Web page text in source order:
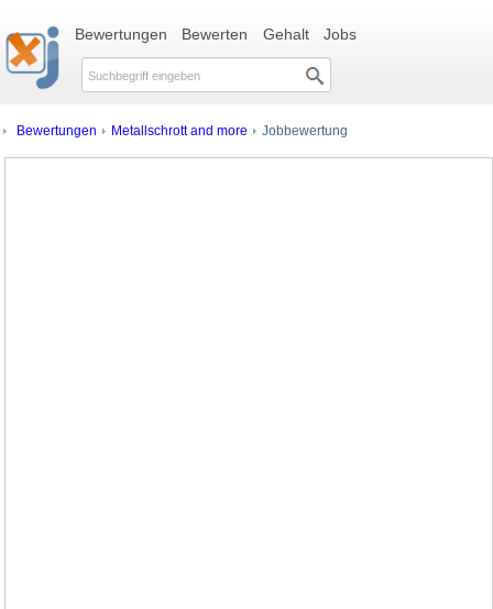
Bewertungen Bewerten Gehalt Jobs
Bewertungen Metallschrott and more Jobbewertung